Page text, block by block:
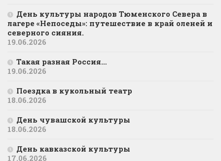
День культуры народов Тюменского Севера в
лагере «Непоседы»: путешествие в край оленей и
северного сияния.
19.06.2026
Такая разная Россия…
19.06.2026
Поездка в кукольный театр
18.06.2026
День чувашской культуры
18.06.2026
День кавказской культуры
17.06.2026